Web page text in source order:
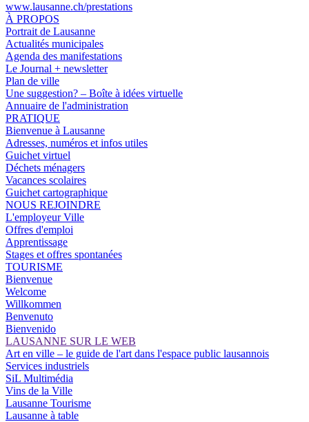
www.lausanne.ch/prestations
À PROPOS
Portrait de Lausanne
Actualités municipales
Agenda des manifestations
Le Journal + newsletter
Plan de ville
Une suggestion? – Boîte à idées virtuelle
Annuaire de l'administration
PRATIQUE
Bienvenue à Lausanne
Adresses, numéros et infos utiles
Guichet virtuel
Déchets ménagers
Vacances scolaires
Guichet cartographique
NOUS REJOINDRE
L'employeur Ville
Offres d'emploi
Apprentissage
Stages et offres spontanées
TOURISME
Bienvenue
Welcome
Willkommen
Benvenuto
Bienvenido
LAUSANNE SUR LE WEB
Art en ville – le guide de l'art dans l'espace public lausannois
Services industriels
SiL Multimédia
Vins de la Ville
Lausanne Tourisme
Lausanne à table